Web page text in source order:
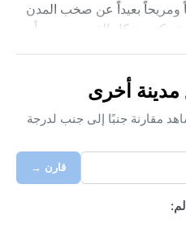
ومريحاً بعيداً عن صخب المدن
وكنيسة كل القديسين من أبرز
تصنيف كوبن)، حيث ترتفع درجات الحرارة طوال العام بين ٢٥
لكن ذروة هطول الأمطار
الجنوبية الغربية من مايو
فبراير فتشهد أمطاراً أقل
الشرقية، لكن رطوبة الجو
أخرى
مقارنة جنبًا إلى جنب لدرجة
قارن →